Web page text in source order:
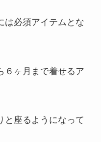
は必須アイテムとな
６ヶ月まで着せるア
と座るようになって